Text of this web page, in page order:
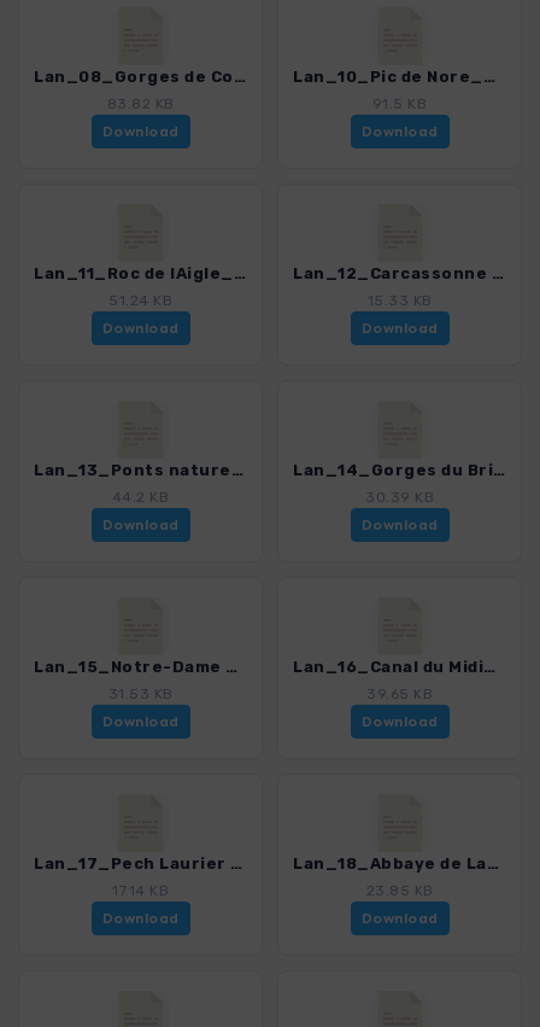
Lan_08_Gorges de Colombieres - Vire de Roque Rouge_4306_3.gpx
83.82 KB
Download
Lan_10_Pic de Nore_4306_3.gpx
91.5 KB
Download
Lan_11_Roc de lAigle_4306_3.gpx
51.24 KB
Download
Lan_12_Carcassonne La Cite_4306_3.gpx
15.33 KB
Download
Lan_13_Ponts naturels - Gorges de la Cesse_4306_3.gpx
44.2 KB
Download
Lan_14_Gorges du Briant - Pont de Daniel_4306_3.gpx
30.39 KB
Download
Lan_15_Notre-Dame de Nazareth_4306_3.gpx
31.53 KB
Download
Lan_16_Canal du Midi_4306_3.gpx
39.65 KB
Download
Lan_17_Pech Laurier - Canal du Midi_4306_3.gpx
17.14 KB
Download
Lan_18_Abbaye de Lagrasse_4306_3.gpx
23.85 KB
Download